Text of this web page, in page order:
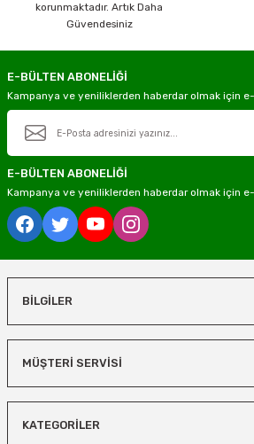
korunmaktadır. Artık Daha
Güvendesiniz
E-BÜLTEN ABONELİĞİ
Kampanya ve yeniliklerden haberdar olmak için
E-BÜLTEN ABONELİĞİ
Kampanya ve yeniliklerden haberdar olmak için
BİLGİLER
MÜŞTERİ SERVİSİ
KATEGORİLER